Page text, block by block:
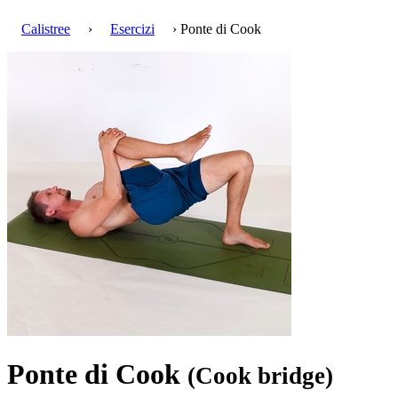
Calistree › Esercizi › Ponte di Cook
Ponte di Cook (Cook bridge)